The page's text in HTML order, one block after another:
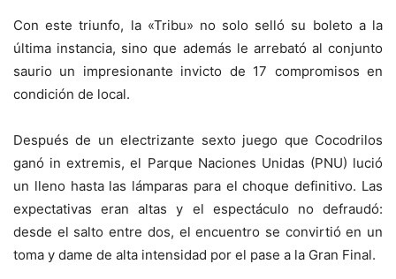
Con este triunfo, la «Tribu» no solo selló su boleto a la
última instancia, sino que además le arrebató al conjunto
saurio un impresionante invicto de 17 compromisos en
condición de local.
Después de un electrizante sexto juego que Cocodrilos
ganó in extremis, el Parque Naciones Unidas (PNU) lució
un lleno hasta las lámparas para el choque definitivo. Las
expectativas eran altas y el espectáculo no defraudó:
desde el salto entre dos, el encuentro se convirtió en un
toma y dame de alta intensidad por el pase a la Gran Final.